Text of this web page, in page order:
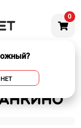
0
НЕТ
г.